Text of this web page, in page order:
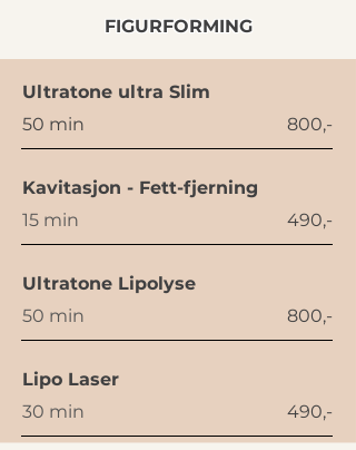
FIGURFORMING
Ultratone ultra Slim
50 min
800,-
Kavitasjon - Fett-fjerning
15 min
490,-
Ultratone Lipolyse
50 min
800,-
Lipo Laser
30 min
490,-